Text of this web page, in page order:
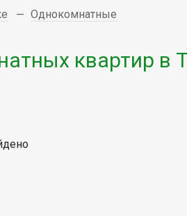
Однокомнатные
квартир в